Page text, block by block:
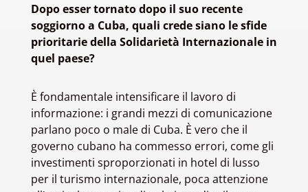
Dopo esser tornato dopo il suo recente
soggiorno a Cuba, quali crede siano le sfide
prioritarie della Solidarietà Internazionale in
quel paese?
È fondamentale intensificare il lavoro di
informazione: i grandi mezzi di comunicazione
parlano poco o male di Cuba. È vero che il
governo cubano ha commesso errori, come gli
investimenti sproporzionati in hotel di lusso
per il turismo internazionale, poca attenzione